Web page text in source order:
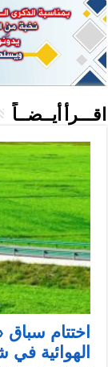
اقـــرأ أيــضــاً
اختتام سباق
الهوائية